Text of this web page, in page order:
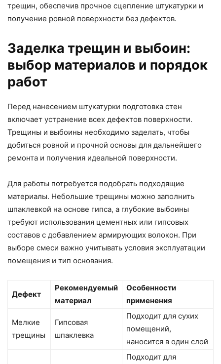
трещин, обеспечив прочное сцепление штукатурки и
получение ровной поверхности без дефектов.
Заделка трещин и выбоин:
выбор материалов и порядок
работ
Перед нанесением штукатурки подготовка стен
включает устранение всех дефектов поверхности.
Трещины и выбоины необходимо заделать, чтобы
добиться ровной и прочной основы для дальнейшего
ремонта и получения идеальной поверхности.
Для работы потребуется подобрать подходящие
материалы. Небольшие трещины можно заполнить
шпаклевкой на основе гипса, а глубокие выбоины
требуют использования цементных или гипсовых
составов с добавлением армирующих волокон. При
выборе смеси важно учитывать условия эксплуатации
помещения и тип основания.
Дефект
Рекомендуемый
материал
Особенности
применения
Мелкие
трещины
Гипсовая
шпаклевка
Подходит для сухих
помещений,
наносится в один слой
Подходит для